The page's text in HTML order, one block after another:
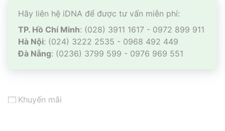
Hãy liên hệ iDNA để được tư vấn miễn phí:
TP. Hồ Chí Minh: (028) 3911 1617 - 0972 899 911
Hà Nội: (024) 3222 2535 - 0968 492 449
Đà Nẵng: (0236) 3799 599 - 0976 969 551
Khuyến mãi